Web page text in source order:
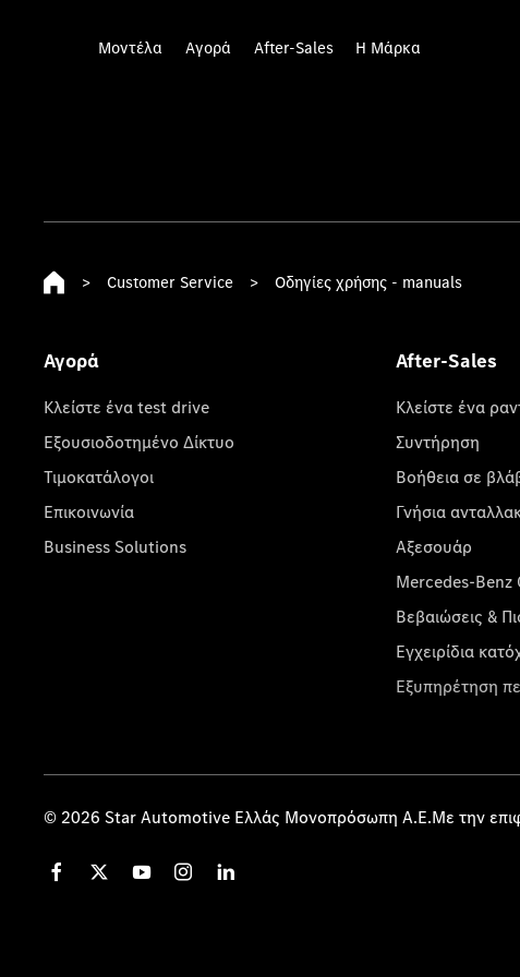
Μοντέλα Αγορά After-Sales Η Μάρκα
> Customer Service > Οδηγίες χρήσης - manuals
Αγορά
Κλείστε ένα test drive
Εξουσιοδοτημένο Δίκτυο
Τιμοκατάλογοι
Επικοινωνία
Business Solutions
After-Sales
Κλείστε ένα
Συντήρηση
Βοήθεια σε
Γνήσια
Αξεσουάρ
Mercedes-Benz
Βεβαιώσεις &
Εγχειρίδια
Εξυπηρέτηση
© 2026 Star Automotive Ελλάς Μονοπρόσωπη Α.Ε.Με την